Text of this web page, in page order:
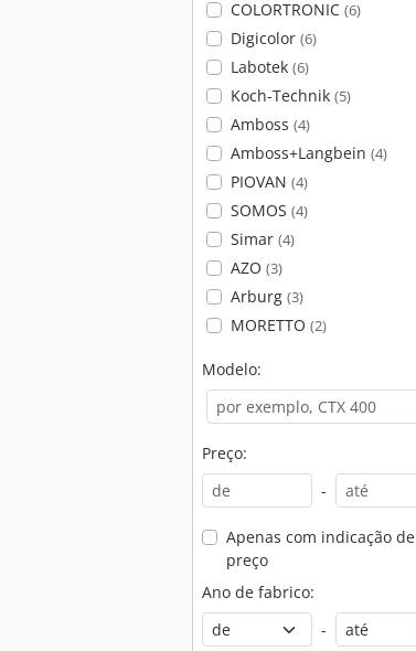
COLORTRONIC (6)
Digicolor (6)
Labotek (6)
Koch-Technik (5)
Amboss (4)
Amboss+Langbein (4)
PIOVAN (4)
SOMOS (4)
Simar (4)
AZO (3)
Arburg (3)
MORETTO (2)
Modelo:
Preço:
-
Apenas com indicação de
preço
Ano de fabrico:
-